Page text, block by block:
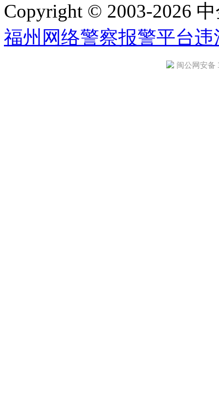
Copyright © 2003-2026
福州网络警察报警平台违
闽公网安备